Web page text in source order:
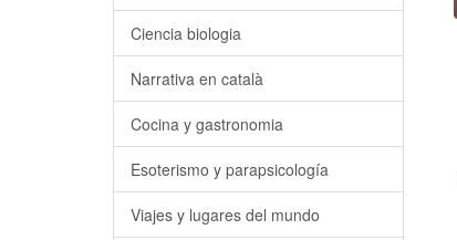
Ciencia biologia
Narrativa en català
Cocina y gastronomia
Esoterismo y parapsicología
Viajes y lugares del mundo